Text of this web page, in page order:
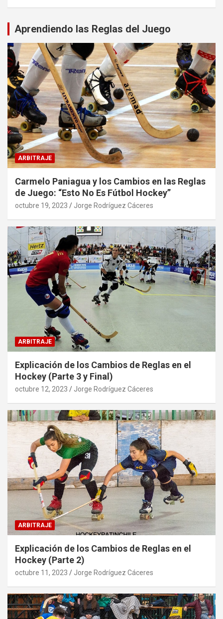
Aprendiendo las Reglas del Juego
ARBITRAJE
Carmelo Paniagua y los Cambios en las Reglas
de Juego: “Esto No Es Fútbol Hockey”
octubre 19, 2023 Jorge Rodríguez Cáceres
ARBITRAJE
Explicación de los Cambios de Reglas en el
Hockey (Parte 3 y Final)
octubre 12, 2023 Jorge Rodríguez Cáceres
ARBITRAJE
Explicación de los Cambios de Reglas en el
Hockey (Parte 2)
octubre 11, 2023 Jorge Rodríguez Cáceres